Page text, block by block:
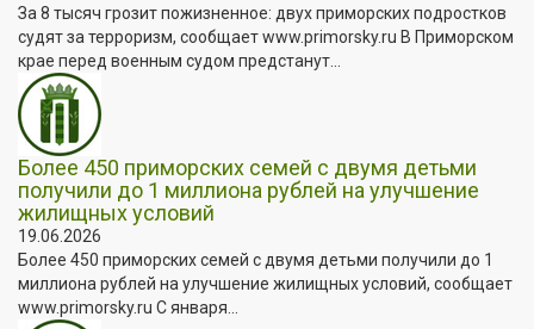
За 8 тысяч грозит пожизненное: двух приморских подростков
судят за терроризм, сообщает www.primorsky.ru В Приморском
крае перед военным судом предстанут...
Более 450 приморских семей с двумя детьми
получили до 1 миллиона рублей на улучшение
жилищных условий
19.06.2026
Более 450 приморских семей с двумя детьми получили до 1
миллиона рублей на улучшение жилищных условий, сообщает
www.primorsky.ru С января...